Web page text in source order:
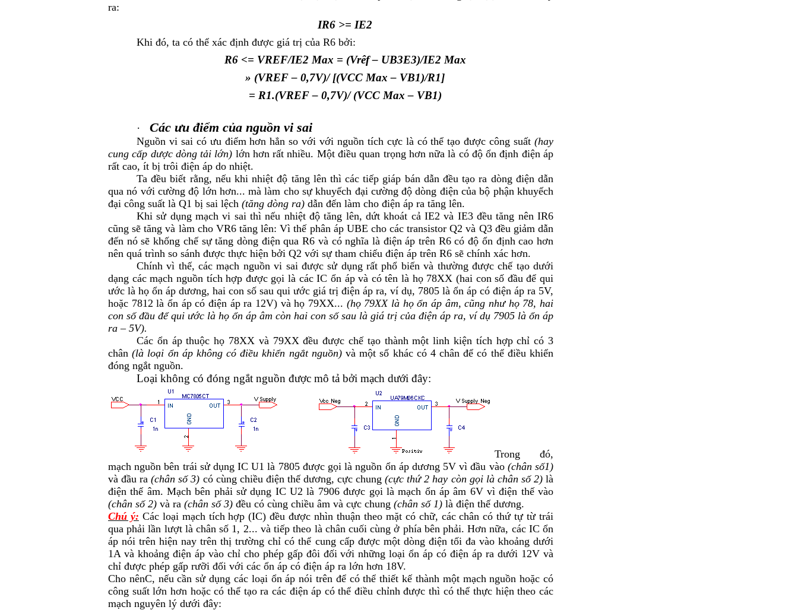
ra:
IR6 >= IE2
Khi đó, ta có thể xác định được giá trị của R­6 bởi:
R6<= VREF/IE2 Max = (Vrêf– UB3E3)/IE2 Max
» (VREF– 0,7V)/ [(VCC Max – VB1)/R1]
= R1.(VREF– 0,7V)/ (VCC Max – VB1)
· Các ưu điểm của nguồn vi sai
Nguồn vi sai có ưu điểm hơn hẳn so với với nguồn tích cực là có thể tạo được công suất (hay
cung cấp dược dòng tải lớn) lớn hơn rất nhiều. Một điều quan trọng hơn nữa là có độ ổn định điện áp
rất cao, ít bị trôi điện áp do nhiệt.
Ta đều biết rằng, nếu khi nhiệt độ tăng lên thì các tiếp giáp bán dẫn đều tạo ra dòng điện dẫn
qua nó với cường độ lớn hơn... mà làm cho sự khuyếch đại cường độ dòng điện của bộ phận khuyếch
đại công suất là Q1 bị sai lệch (tăng dòng ra) dẫn đến làm cho điện áp ra tăng lên.
Khi sử dụng mạch vi sai thì nếu nhiệt độ tăng lên, dứt khoát cả IE2 và IE3đều tăng nên IR6
cũng sẽ tăng và làm cho VR6tăng lên: Vì thế phân áp UBE cho các transistor Q2 và Q3 đều giảm dẫn
đến nó sẽ khống chế sự tăng dòng điện qua R6 và có nghĩa là điện áp trên R6có độ ổn định cao hơn
nên quá trình so sánh được thực hiện bởi Q2 với sự tham chiếu điện áp trên R6 sẽ chính xác hơn.
Chính vì thế, các mạch nguồn vi sai được sử dụng rất phổ biến và thường được chế tạo dưới
dạng các mạch nguồn tích hợp được gọi là các IC ổn áp và có tên là họ 78XX (hai con số đầu để qui
ước là họ ổn áp dương, hai con số sau qui ước giá trị điện áp ra, ví dụ, 7805 là ổn áp có điện áp ra 5V,
hoặc 7812 là ổn áp có điện áp ra 12V) và họ 79XX... (họ 79XX là họ ổn áp âm, cũng như họ 78, hai
con số đầu để qui ước là họ ổn áp âm còn hai con số sau là giá trị của điện áp ra, ví dụ 7905 là ổn áp
ra – 5V).
Các ổn áp thuộc họ 78XX và 79XX đều được chế tạo thành một linh kiện tích hợp chỉ có 3
chân(là loại ổn áp không có điều khiển ngắt nguồn)và một số khác có 4 chân để có thể điều khiển
đóng ngắt nguồn.
Loại không có đóng ngắt nguồn được mô tả bởi mạch dưới đây:
Trong đó,
mạch nguồn bên trái sử dụng IC U1 là 7805 được gọi là nguồn ổn áp dương 5V vì đầu vào (chân số1)
và đầu ra(chân số 3) có cùng chiều điện thế dương, cực chung(cực thứ 2 hay còn gọi là chân số 2)là
điện thế âm. Mạch bên phải sử dụng IC U2 là 7906 được gọi là mạch ổn áp âm 6V vì điện thế vào
(chân số 2) và ra (chân số 3) đều có cùng chiều âm và cực chung (chân số 1) là điện thế dương.
Chú ý: Các loại mạch tích hợp (IC) đều được nhìn thuận theo mặt có chữ, các chân có thứ tự từ trái
qua phải lần lượt là chân số 1, 2... và tiếp theo là chân cuối cùng ở phía bên phải. Hơn nữa, các IC ổn
áp nói trên hiện nay trên thị trường chỉ có thể cung cấp được một dòng điện tối đa vào khoảng dưới
1A và khoảng điện áp vào chỉ cho phép gấp đôi đối với những loại ổn áp có điện áp ra dưới 12V và
chỉ được phép gấp rưỡi đối với các ổn áp có điện áp ra lớn hơn 18V.
Cho nênC, nếu cần sử dụng các loại ổn áp nói trên để có thể thiết kế thành một mạch nguồn hoặc có
công suất lớn hơn hoặc có thể tạo ra các điện áp có thể điều chỉnh được thì có thể thực hiện theo các
mạch nguyên lý dưới đây: